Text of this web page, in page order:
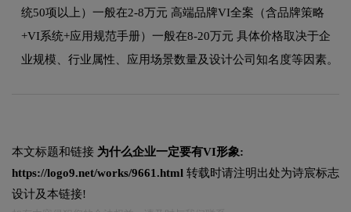
统50项以上）一般在2-8万元 高端品牌VI全案（含品牌策略
+VI系统+应用规范手册）一般在8-20万元 具体价格取决于企
业规模、行业属性、应用场景数量及设计公司知名度等因素。
本文标题和链接 为什么企业一定要有VI形象:
https://logo9.net/works/9661.html 转载时请注明出处为诗宸标志
设计及本链接!